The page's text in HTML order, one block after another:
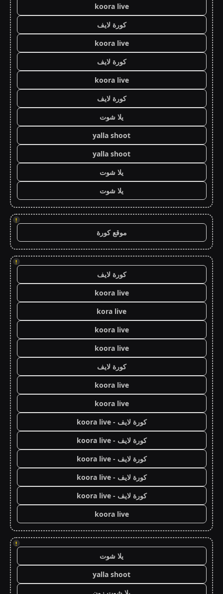
koora live
كورة لايف
koora live
كورة لايف
koora live
كورة لايف
يلا شوت
yalla shoot
yalla shoot
يلا شوت
يلا شوت
!
موقع كورة
!
كورة لايف
koora live
kora live
koora live
koora live
كورة لايف
koora live
koora live
كورة لايف - koora live
كورة لايف - koora live
كورة لايف - koora live
كورة لايف - koora live
كورة لايف - koora live
koora live
!
يلا شوت
yalla shoot